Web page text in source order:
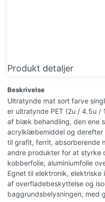
Produkt detaljer
Beskrivelse
Ultratynde mat sort farve
er ultratynde PET (2u / 4.5u /
af blæk behandling, den ene
acrylklæbemiddel og derefter
til grafit, ferrit, absorberende
andre produkter for at styrke
kobberfolie, aluminiumfolie
Egnet til elektronik,
af overfladebeskyttelse og
baggrundsbelysningen, med